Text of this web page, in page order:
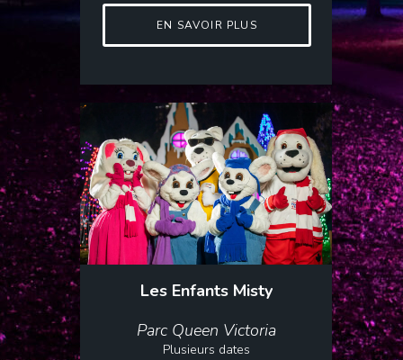
EN SAVOIR PLUS
Les Enfants Misty
Parc Queen Victoria
Plusieurs dates